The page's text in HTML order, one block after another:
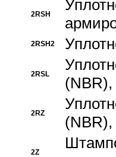
2RSH
2RSH2
2RSL
2RZ
2Z